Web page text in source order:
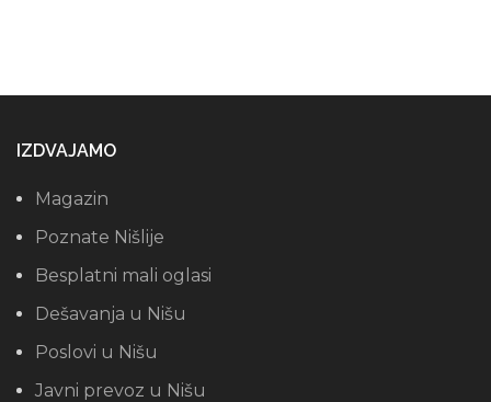
IZDVAJAMO
Magazin
Poznate Nišlije
Besplatni mali oglasi
Dešavanja u Nišu
Poslovi u Nišu
Javni prevoz u Nišu